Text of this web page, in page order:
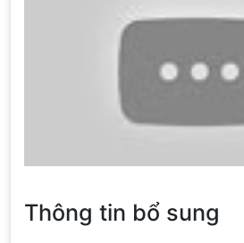
Thông tin bổ sung